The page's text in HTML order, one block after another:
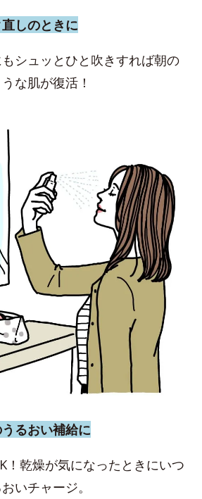
しのときに
シュッとひと吹きすれば朝の
な肌が復活！
るおい補給に
！乾燥が気になったときにいつ
いチャージ。